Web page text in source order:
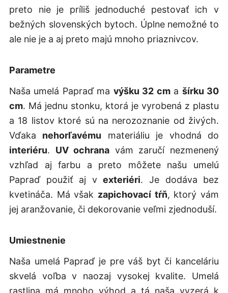
preto nie je príliš jednoduché pestovať ich v
bežných slovenských bytoch. Úplne nemožné to
ale nie je a aj preto majú mnoho priaznivcov.
Parametre
Naša umelá Papraď ma výšku 32 cma šírku 30
cm. Má jednu stonku, ktorá je vyrobená z plastu
a 18 listov ktoré sú na nerozoznanie od živých.
Vďaka nehorľavému materiáliu je vhodná do
interiéru. UV ochrana vám zaručí nezmenený
vzhľad aj farbu a preto môžete našu umelú
Papraď použiť aj vexteriéri. Je dodáva bez
kvetináča. Má však zapichovací tŕň, ktorý vám
jej aranžovanie, či dekorovanie veľmi zjednoduší.
Umiestnenie
Naša umelá Papraď je pre váš byt či kanceláriu
skvelá voľba v naozaj vysokej kvalite. Umelá
rastlina má mnoho výhod a tá naša vyzerá k